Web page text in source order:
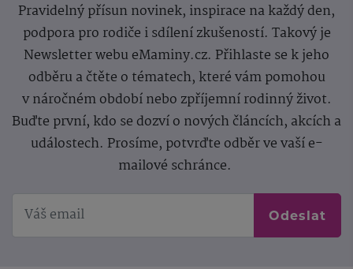
Pravidelný přísun novinek, inspirace na každý den,
podpora pro rodiče i sdílení zkušeností. Takový je
Newsletter webu eMaminy.cz. Přihlaste se k jeho
odběru a čtěte o tématech, které vám pomohou
v náročném období nebo zpříjemní rodinný život.
Buďte první, kdo se dozví o nových článcích, akcích a
událostech. Prosíme, potvrďte odběr ve vaší e-
mailové schránce.
Odeslat